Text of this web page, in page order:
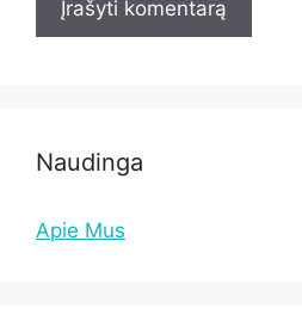
Naudinga
Apie Mus